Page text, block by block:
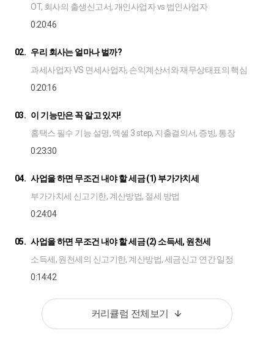
OT, 회사의 출생신고서, 개인사업자 vs 법인사업자
0:20:46
02. 우리 회사는 얼마나 벌까?
과세사업자 VS 면세사업자, 손익계산서와 재무상태표의 핵심
0:20:16
03. 이 기능만은 꼭 알고 있자!
홈택스 필수 기능 설명, 엑셀 3 step, 지출결의서, 증빙, 통장
0:23:30
04. 사업을 하면 무조건 내야 할 세금 (1) 부가가치세
부가가치세 신고기한, 계산방법, 절세 방법
0:24:04
05. 사업을 하면 무조건 내야 할 세금 (2) 소득세, 원천세
소득세, 원천세의 신고기한, 계산방법, 세금신고 연간 일정
0:14:42
커리큘럼 전체보기